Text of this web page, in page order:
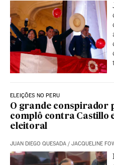
ELEIÇÕES NO PERU
O grande conspirador
complô contra Castillo
eleitoral
JUAN DIEGO QUESADA / JACQUELINE